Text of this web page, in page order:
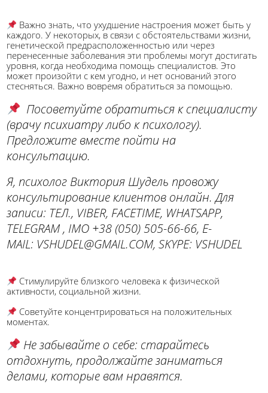
Важно знать, что ухудшение настроения может быть у
каждого. У некоторых, в связи с обстоятельствами жизни,
генетической предрасположенностью или через
перенесенные заболевания эти проблемы могут достигать
уровня, когда необходима помощь специалистов. Это
может произойти с кем угодно, и нет оснований этого
стесняться. Важно вовремя обратиться за помощью.
Посоветуйте обратиться к специалисту
(врачу психиатру либо к психологу).
Предложите вместе пойти на
консультацию.
Я, психолог Виктория Шудель провожу
консультирование клиентов онлайн. Для
записи: ТЕЛ., VIBER, FACETIME, WHATSAPP,
TELEGRAM , IMO +38 (050) 505-66-66, E-
MAIL: VSHUDEL@GMAIL.COM,SKYPE: VSHUDEL
Стимулируйте близкого человека к физической
активности, социальной жизни.
Советуйте концентрироваться на положительных
моментах.
Не забывайте о себе: старайтесь
отдохнуть, продолжайте заниматься
делами, которые вам нравятся.